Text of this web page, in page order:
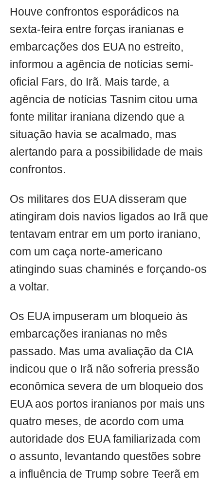
Houve confrontos esporádicos na
sexta-feira entre forças iranianas e
embarcações dos EUA no estreito,
informou a agência de notícias semi-
oficial Fars, do Irã. Mais tarde, a
agência de notícias Tasnim citou uma
fonte militar iraniana dizendo que a
situação havia se acalmado, mas
alertando para a possibilidade de mais
confrontos.
Os militares dos EUA disseram que
atingiram dois navios ligados ao Irã que
tentavam entrar em um porto iraniano,
com um caça norte-americano
atingindo suas chaminés e forçando-os
a voltar.
Os EUA impuseram um bloqueio às
embarcações iranianas no mês
passado. Mas uma avaliação da CIA
indicou que o Irã não sofreria pressão
econômica severa de um bloqueio dos
EUA aos portos iranianos por mais uns
quatro meses, de acordo com uma
autoridade dos EUA familiarizada com
o assunto, levantando questões sobre
a influência de Trump sobre Teerã em